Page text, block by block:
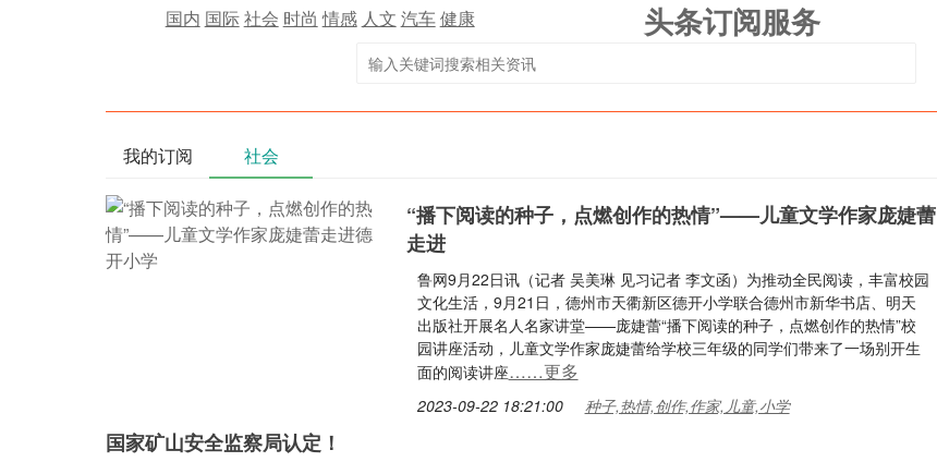
国内 国际社会 时尚 情感 人文 汽车健康 头条订阅服务
我的订阅 社会
“播下阅读的种子，点燃创作的热情”——儿童文学作家庞婕蕾
走进
鲁网9月22日讯（记者 吴美琳 见习记者 李文函）为推动全民阅读，丰富校园
文化生活，9月21日，德州市天衢新区德开小学联合德州市新华书店、明天
出版社开展名人名家讲堂——庞婕蕾“播下阅读的种子，点燃创作的热情”校
园讲座活动，儿童文学作家庞婕蕾给学校三年级的同学们带来了一场别开生
面的阅读讲座……更多
2023-09-22 18:21:00 种子,热情,创作,作家,儿童,小学
国家矿山安全监察局认定！